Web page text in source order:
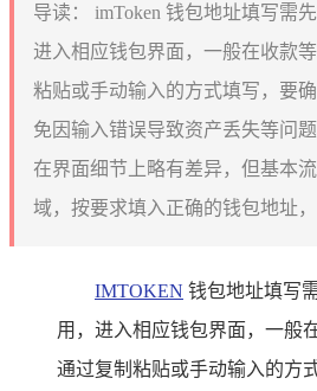
导读：
imToken 钱包地址填写需
进入相应钱包界面，一般在收款
粘贴或手动输入的方式填写，要
免因输入错误导致资产丢失等问
在界面细节上略有差异，但基本
域，按要求填入正确的钱包地址
IMTOKEN 钱包地址填写
用，进入相应钱包界面，一般
通过复制粘贴或手动输入的方